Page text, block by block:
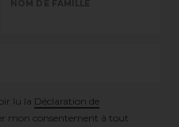
NOM DE FAMILLE
lu la Déclaration de
mon consentement à tout